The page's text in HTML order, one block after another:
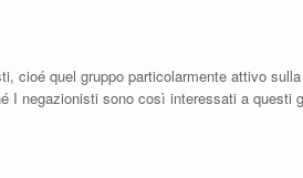
cioé quel gruppo particolarmente attivo
I negazionisti sono così interessati a questi